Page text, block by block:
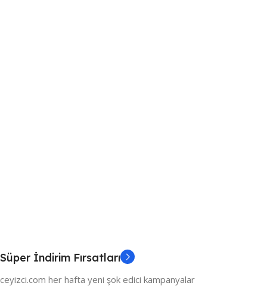
Süper İndirim Fırsatları
ceyizci.com her hafta yeni şok edici kampanyalar